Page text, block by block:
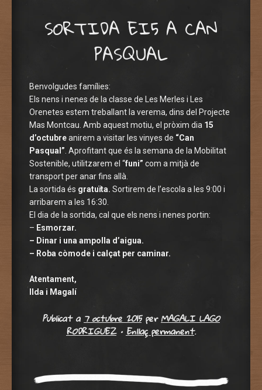
SORTIDA EI5 A CAN
PASQUAL
Benvolgudes famílies:
Els nens i nenes de la classe de Les Merles i Les
Orenetes estem treballant la verema, dins del Projecte
Mas Montcau. Amb aquest motiu, el pròxim dia 15
d’octubreanirem a visitar les vinyes de “Can
Pasqual” . Aprofitant que és la semana de la Mobilitat
Sostenible, utilitzarem el “funi” com a mitjà de
transport per anar fins allà.
La sortida és gratuïta. Sortirem de l’escola a les 9:00 i
arribarem a les 16:30.
El dia de la sortida, cal que els nens i nenes portin:
– Esmorzar.
– Dinar i una ampolla d’aigua.
– Roba còmode i calçat per caminar.
Atentament,
Ilda i Magalí
Publicat a7 octubre 2015perMAGALI LAGO
RODRIGUEZ •Enllaç permanent.